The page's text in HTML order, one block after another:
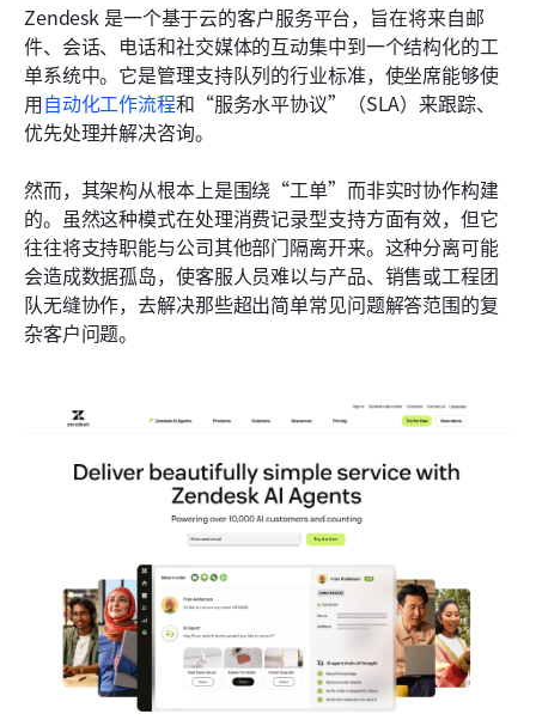
Zendesk 是一个基于云的客户服务平台，旨在将来自邮
件、会话、电话和社交媒体的互动集中到一个结构化的工
单系统中。它是管理支持队列的行业标准，使坐席能够使
用自动化工作流程和“服务水平协议”（SLA）来跟踪、
优先处理并解决咨询。
然而，其架构从根本上是围绕“工单”而非实时协作构建
的。虽然这种模式在处理消费记录型支持方面有效，但它
往往将支持职能与公司其他部门隔离开来。这种分离可能
会造成数据孤岛，使客服人员难以与产品、销售或工程团
队无缝协作，去解决那些超出简单常见问题解答范围的复
杂客户问题。